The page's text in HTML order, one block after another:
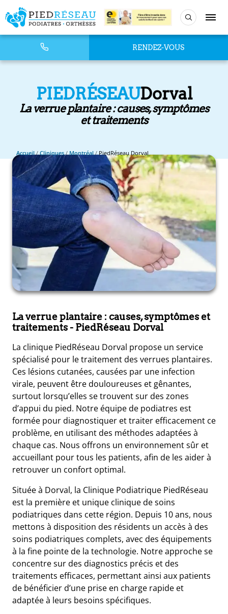
RENDEZ-VOUS
PIEDRÉSEAUDorval
La verrue plantaire : causes, symptômes
et traitements
Accueil/Cliniques/Montréal/PiedRéseau Dorval
La verrue plantaire : causes, symptômes et
traitements- PiedRéseau Dorval
La clinique PiedRéseau Dorval propose un service
spécialisé pour le traitement des verrues plantaires.
Ces lésions cutanées, causées par une infection
virale, peuvent être douloureuses et gênantes,
surtout lorsqu’elles se trouvent sur des zones
d’appui du pied. Notre équipe de podiatres est
formée pour diagnostiquer et traiter efficacement ce
problème, en utilisant des méthodes adaptées à
chaque cas. Nous offrons un environnement sûr et
accueillant pour tous les patients, afin de les aider à
retrouver un confort optimal.
Située à Dorval, la Clinique Podiatrique PiedRéseau
est la première et unique clinique de soins
podiatriques dans cette région. Depuis 10 ans, nous
mettons à disposition des résidents un accès à des
soins podiatriques complets, avec des équipements
à la fine pointe de la technologie. Notre approche se
concentre sur des diagnostics précis et des
traitements efficaces, permettant ainsi aux patients
de bénéficier d’une prise en charge rapide et
adaptée à leurs besoins spécifiques.